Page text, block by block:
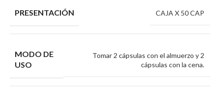
PRESENTACIÓN CAJA X 50 CAP
MODO DE
USO
Tomar 2 cápsulas con el almuerzo y 2
cápsulas con la cena.